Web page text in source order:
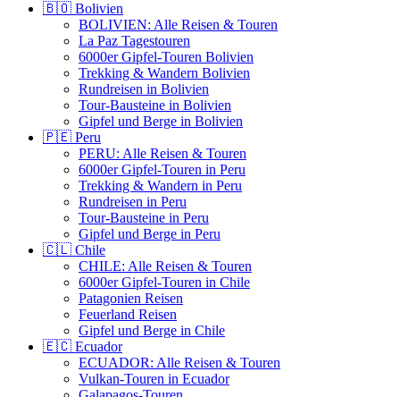
🇧🇴 Bolivien
BOLIVIEN: Alle Reisen & Touren
La Paz Tagestouren
6000er Gipfel-Touren Bolivien
Trekking & Wandern Bolivien
Rundreisen in Bolivien
Tour-Bausteine in Bolivien
Gipfel und Berge in Bolivien
🇵🇪 Peru
PERU: Alle Reisen & Touren
6000er Gipfel-Touren in Peru
Trekking & Wandern in Peru
Rundreisen in Peru
Tour-Bausteine in Peru
Gipfel und Berge in Peru
🇨🇱 Chile
CHILE: Alle Reisen & Touren
6000er Gipfel-Touren in Chile
Patagonien Reisen
Feuerland Reisen
Gipfel und Berge in Chile
🇪🇨 Ecuador
ECUADOR: Alle Reisen & Touren
Vulkan-Touren in Ecuador